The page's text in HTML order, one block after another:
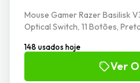
Mouse Gamer Razer Basilisk
Optical Switch, 11 Botões,
148 usados hoje
Ver